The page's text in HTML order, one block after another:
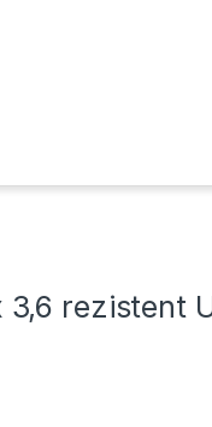
rezistent